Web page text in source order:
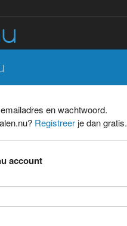
en wachtwoord.
Registreerje dan gratis.
account